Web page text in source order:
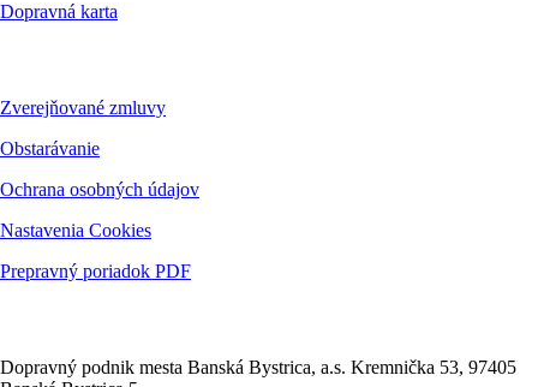
Dopravná karta
Zverejňované zmluvy
Obstarávanie
Ochrana osobných údajov
Nastavenia Cookies
Prepravný poriadok PDF
Dopravný podnik mesta Banská Bystrica, a.s. Kremnička 53, 97405